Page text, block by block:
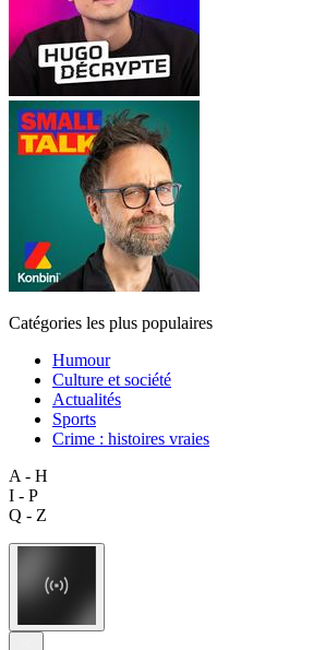
Catégories les plus populaires
Humour
Culture et société
Actualités
Sports
Crime : histoires vraies
A - H
I - P
Q - Z